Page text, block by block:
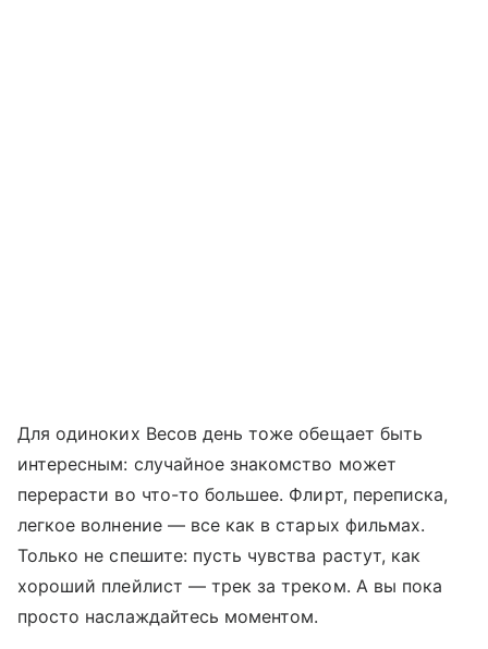
Для одиноких Весов день тоже обещает быть
интересным: случайное знакомство может
перерасти во что-то большее. Флирт, переписка,
легкое волнение — все как в старых фильмах.
Только не спешите: пусть чувства растут, как
хороший плейлист — трек за треком. А вы пока
просто наслаждайтесь моментом.